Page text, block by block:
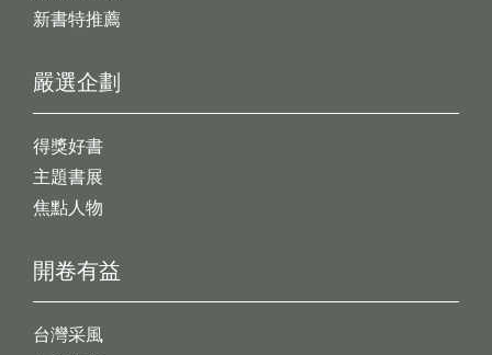
新書特推薦
開卷有益
台灣采風
嚴選企劃
得獎好書
主題書展
焦點人物